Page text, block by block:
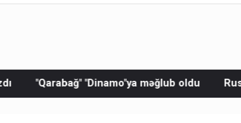
məğlub oldu Rusiya bu dəfə dronlarla